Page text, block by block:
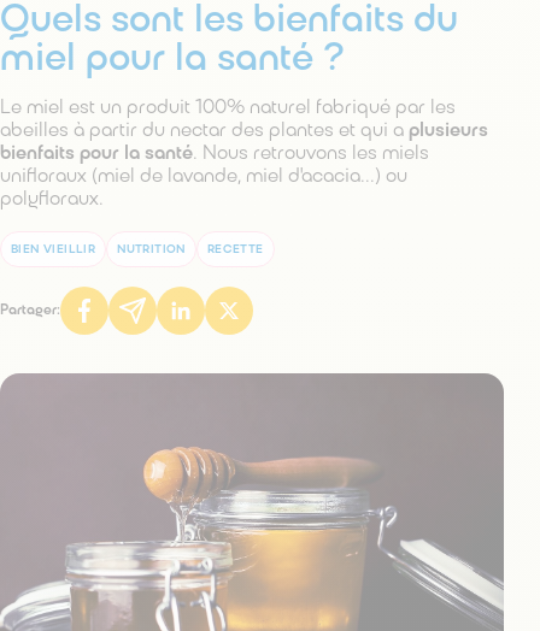
Quels sont les bienfaits du
miel pour la santé ?
Le miel est un produit 100% naturel fabriqué par les
abeilles à partir du nectar des plantes et qui a plusieurs
bienfaits pour la santé. Nous retrouvons les miels
unifloraux (miel de lavande, miel d'acacia...) ou
polyfloraux.
BIEN VIEILLIR NUTRITION RECETTE
Partager: